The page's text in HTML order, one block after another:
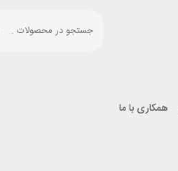
همکاری با ما